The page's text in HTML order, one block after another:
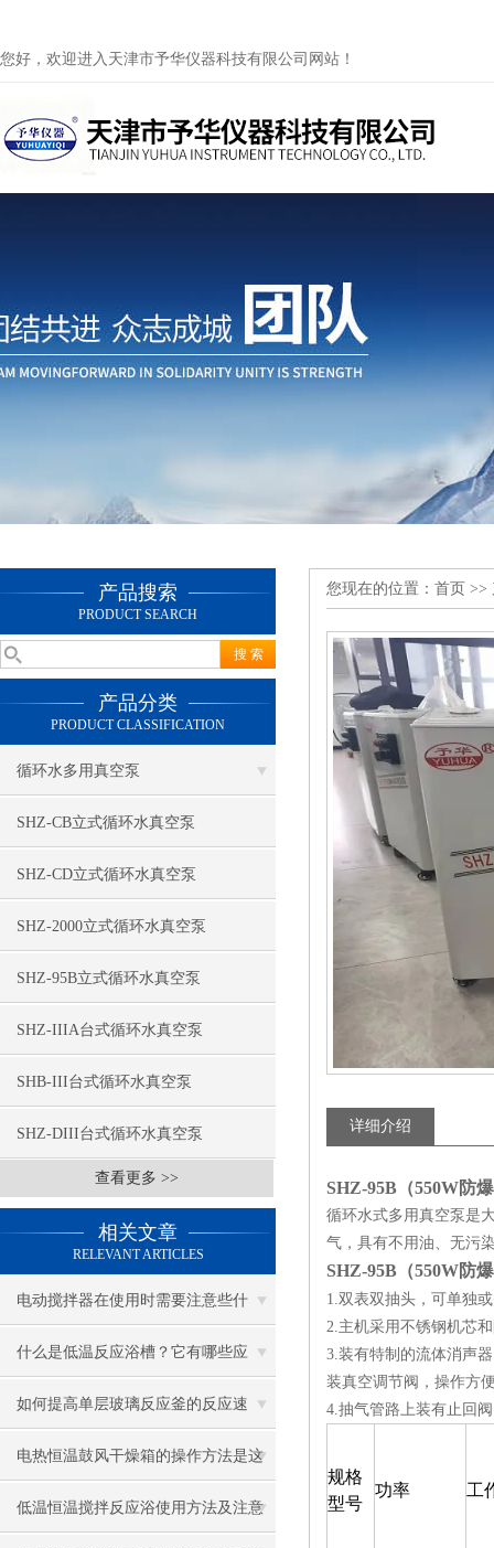
您好，欢迎进入天津市予华仪器科技有限公司网站！
产品搜索
PRODUCT SEARCH
产品分类
PRODUCT CLASSIFICATION
循环水多用真空泵
SHZ-CB立式循环水真空泵
SHZ-CD立式循环水真空泵
SHZ-2000立式循环水真空泵
SHZ-95B立式循环水真空泵
SHZ-IIIA台式循环水真空泵
SHB-III台式循环水真空泵
SHZ-DIII台式循环水真空泵
查看更多 >>
相关文章
RELEVANT ARTICLES
电动搅拌器在使用时需要注意些什
么？
什么是低温反应浴槽？它有哪些应
用？
如何提高单层玻璃反应釜的反应速
度，三个方法了解一下
电热恒温鼓风干燥箱的操作方法是这
样子的
低温恒温搅拌反应浴使用方法及注意
您现在的位置： 首页 >>
详细介绍
SHZ-95B（550W防
循环水式多用真空泵是
气，具有不用油、无污
SHZ-95B（550W防
1.双表双抽头，可单独
2.主机采用不锈钢机芯
3.装有特制的流体消声
装真空调节阀，操作方
4.抽气管路上装有止回
规格
型号
功率 工